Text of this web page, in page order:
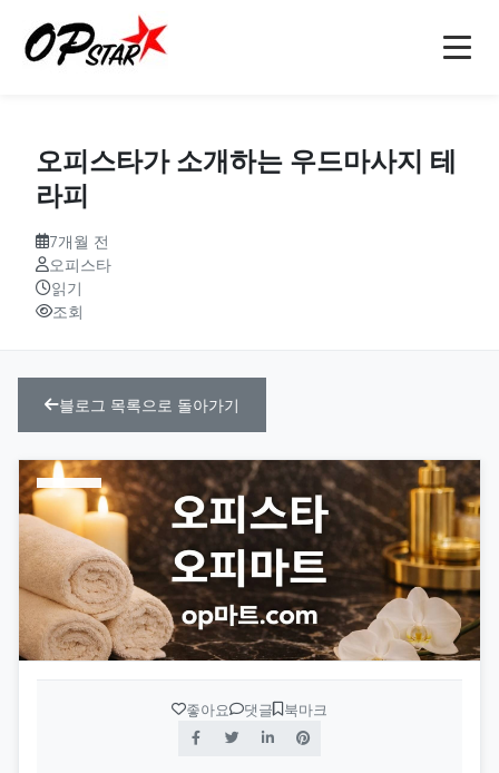
오피
역삼오피(역삼op)
선릉오피(선릉op)
인천오피(인천op)
부천오피(부천op)
구미오피(구미op)
수원오피(수원op)
안산오피(안산op)
평택오피(평택op)
오피사이트
오피(OP)
오피 모음
오피사이트 순위
op사이트 순위
업소사이트
오피 순위
오피 정보
마사지
안마
건마
휴게텔
스웨디시
스파
블로그
문의
오피스타가 소개하는 우드마사지 테
라피
7개월 전
오피스타
읽기
조회
블로그 목록으로 돌아가기
좋아요 댓글 북마크